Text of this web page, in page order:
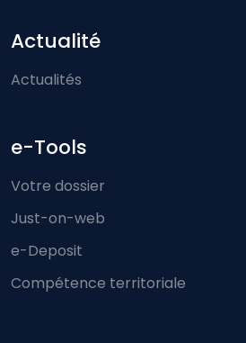
Actualité
Actualités
e-Tools
Votre dossier
Just-on-web
e-Deposit
Compétence territoriale